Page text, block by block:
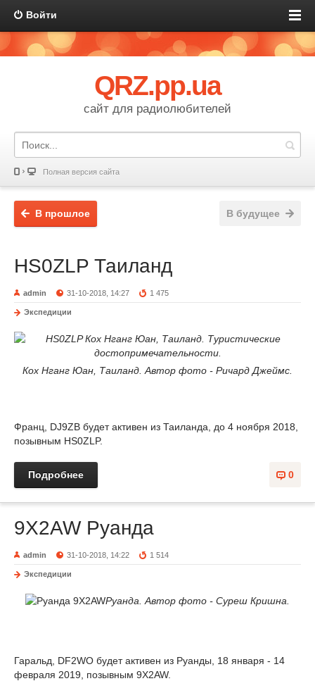
Войти
QRZ.pp.ua
сайт для радиолюбителей
Полная версия сайта
В будущее
В прошлое
HS0ZLP Таиланд
admin 31-10-2018, 14:27 1 475
Экспедиции
Кох Нганг Юан, Таиланд. Автор фото - Ричард Джеймс.
Франц, DJ9ZB будет активен из Таиланда, до 4 ноября 2018,
позывным HS0ZLP.
0
Подробнее
9X2AW Руанда
admin 31-10-2018, 14:22 1 514
Экспедиции
Руанда. Автор фото - Суреш Кришна.
Гаральд, DF2WO будет активен из Руанды, 18 января - 14
февраля 2019, позывным 9X2AW.